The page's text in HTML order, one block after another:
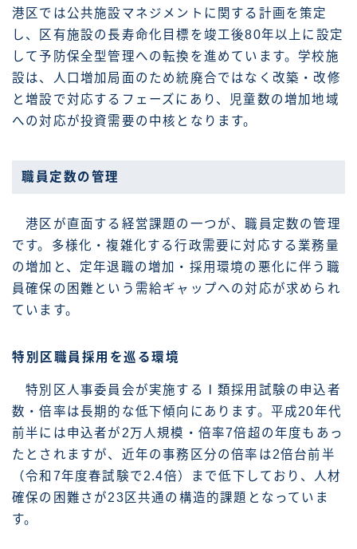
港区では公共施設マネジメントに関する計画を策定
し、区有施設の長寿命化目標を竣工後80年以上に設定
して予防保全型管理への転換を進めています。学校施
設は、人口増加局面のため統廃合ではなく改築・改修
と増設で対応するフェーズにあり、児童数の増加地域
への対応が投資需要の中核となります。
職員定数の管理
港区が直面する経営課題の一つが、職員定数の管理
です。多様化・複雑化する行政需要に対応する業務量
の増加と、定年退職の増加・採用環境の悪化に伴う職
員確保の困難という需給ギャップへの対応が求められ
ています。
特別区職員採用を巡る環境
特別区人事委員会が実施するⅠ類採用試験の申込者
数・倍率は長期的な低下傾向にあります。平成20年代
前半には申込者が2万人規模・倍率7倍超の年度もあっ
たとされますが、近年の事務区分の倍率は2倍台前半
（令和7年度春試験で2.4倍）まで低下しており、人材
確保の困難さが23区共通の構造的課題となっていま
す。